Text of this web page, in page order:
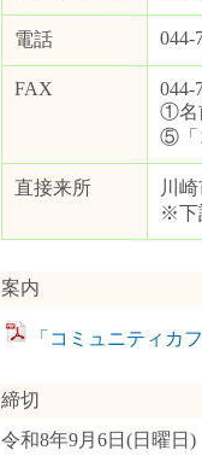
電話 044-
FAX
044-
①名
⑤「
直接来所
川
※下
案内
「コミュニティカ
締切
令和8年9月6日(日曜日)